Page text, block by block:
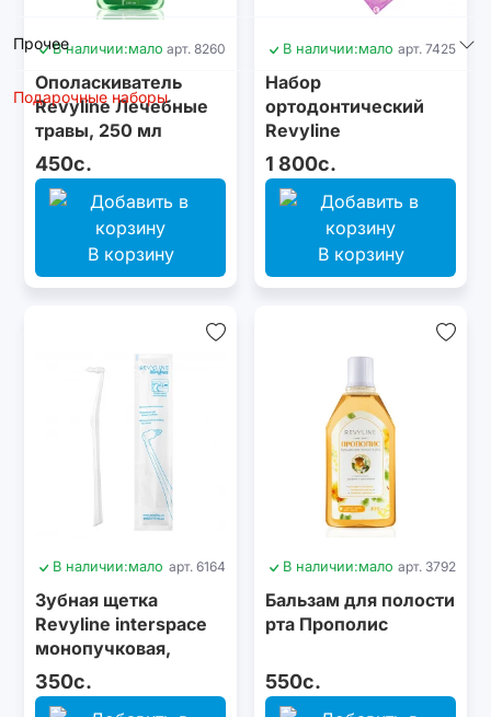
Прочее
Подарочные наборы
В наличии:мало арт. 8260
Ополаскиватель
Revyline Лечебные
травы, 250 мл
450с.
В корзину
В наличии:мало арт. 7425
Набор
ортодонтический
Revyline
1 800с.
В корзину
В наличии:мало арт. 6164
Зубная щетка
Revyline interspace
монопучковая,
белая
350с.
В наличии:мало арт. 3792
Бальзам для полости
рта Прополис
550с.